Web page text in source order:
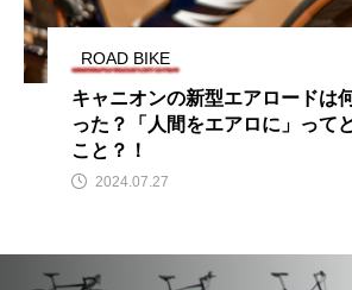
ROAD BIKE
キャニオンの新型エアロードは
った？「人間をエアロに」って
こと？！
2024.07.27